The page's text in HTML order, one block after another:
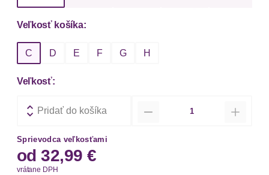
Veľkosť košíka:
C D E F G H
Veľkosť:
Pridať do košíka
Sprievodca veľkosťami
od 32,99 €
vrátane DPH